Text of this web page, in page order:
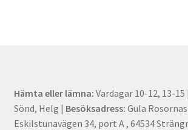
Hämta eller lämna: Vardagar 10-12, 13-15 |
Sönd, Helg | Besöksadress: Gula
Eskilstunavägen 34, port A , 64534